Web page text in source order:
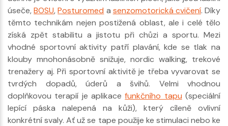
úseče,BOSU,Posturomed a senzomotorická cvičení. Díky
těmto technikám nejen postižená oblast, ale i celé tělo
získá zpět stabilitu a jistotu při chůzi a sportu. Mezi
vhodné sportovní aktivity patří plavání, kde se tlak na
klouby mnohonásobně snižuje, nordic walking, trekové
trenažery aj. Při sportovní aktivitě je třeba vyvarovat se
tvrdých dopadů, úderů a švihů. Velmi vhodnou
doplňkovou terapií je aplikacefunkčního tapu (speciální
lepící páska nalepená na kůži), který cíleně ovlivní
konkrétní svaly. Ať už se tape použije ke stimulaci nebo ke